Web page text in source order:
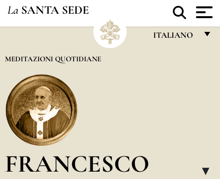
La SANTA SEDE
ITALIANO
MEDITAZIONI QUOTIDIANE
FRANCESCO ▸